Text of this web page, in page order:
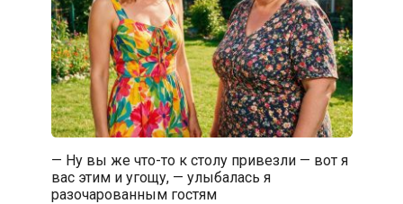
— Ну вы же что-то к столу привезли — вот я
вас этим и угощу, — улыбалась я
разочарованным гостям